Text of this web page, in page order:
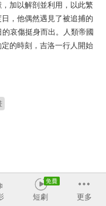
加以解剖並利用，以此繁
，他偶然遇見了被追捕的
哀傷挺身而出。人類帝國
的時刻，吉洛一行人開始
短劇 更多